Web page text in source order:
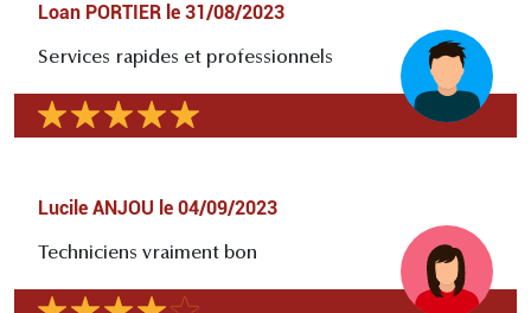
Loan PORTIER le 31/08/2023
Services rapides et professionnels
Lucile ANJOU le 04/09/2023
Techniciens vraiment bon